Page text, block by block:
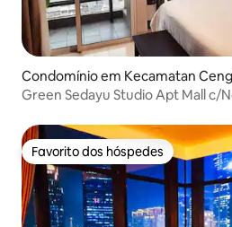
Condomínio em Kecamatan
Green Sedayu Studio Apt Mall c/
Favorito dos hóspedes
Favorito dos hóspedes